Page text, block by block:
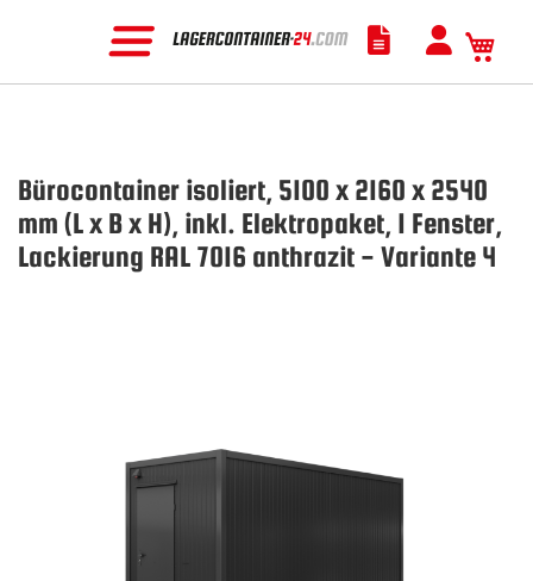
Bürocontainer isoliert, 5100 x 2160 x 2540
mm (L x B x H), inkl. Elektropaket, 1 Fenster,
Lackierung RAL 7016 anthrazit - Variante 4